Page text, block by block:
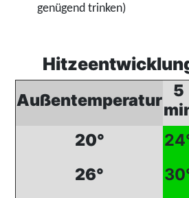
genügend trinken)
Außentemperatur 5
20°
26°